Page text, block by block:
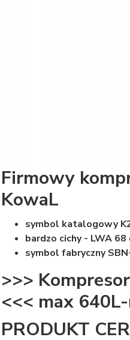
Firmowy
KowaL
symbol katalogowy
bardzo cichy - LWA 68
symbol fabryczny
>>>
<<< max
PRODUKT